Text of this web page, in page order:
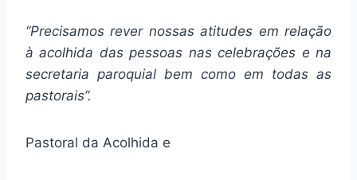
“Precisamos rever nossas atitudes em relação
à acolhida das pessoas nas celebrações e na
secretaria paroquial bem como em todas as
pastorais”.
Pastoral da Acolhida e